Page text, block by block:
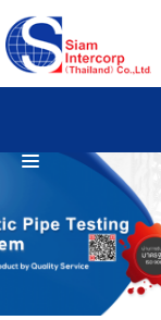
รู้ลึก รู้จริง เรื่องเค
NEW WEBSITE
HOME
PRODUCT